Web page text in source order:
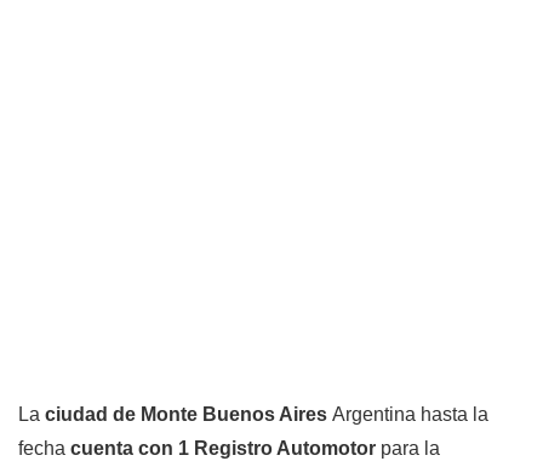
La ciudad de Monte Buenos Aires Argentina hasta la
fecha cuenta con 1 Registro Automotor para la